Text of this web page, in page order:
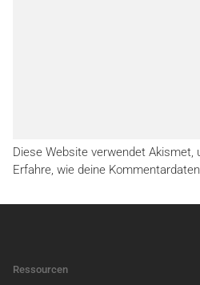
Diese Website verwendet Akismet,
Erfahre, wie deine
Ressourcen